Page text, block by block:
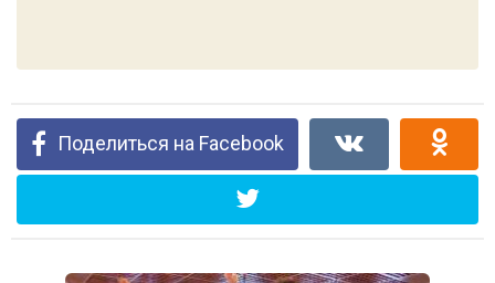
Поделиться на Facebook